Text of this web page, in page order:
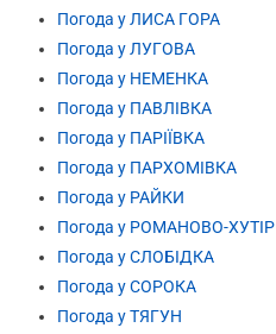
Погода у ЛИСА ГОРА
Погода у ЛУГОВА
Погода у НЕМЕНКА
Погода у ПАВЛІВКА
Погода у ПАРІЇВКА
Погода у ПАРХОМІВКА
Погода у РАЙКИ
Погода у РОМАНОВО-ХУТІР
Погода у СЛОБІДКА
Погода у СОРОКА
Погода у ТЯГУН